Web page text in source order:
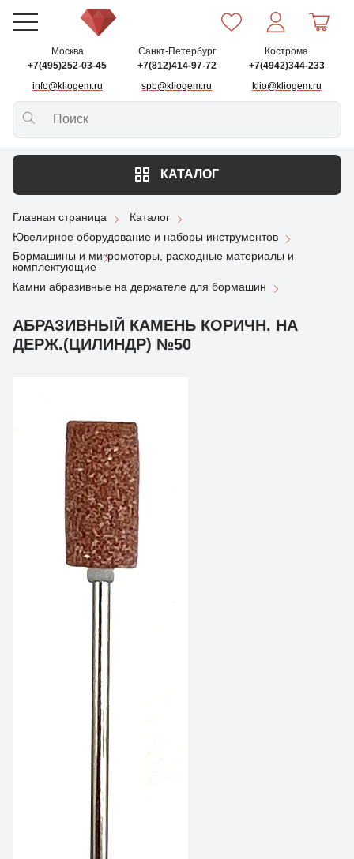
Москва
+7(495)252-03-45
info@kliogem.ru
Санкт-Петербург
+7(812)414-97-72
spb@kliogem.ru
Кострома
+7(4942)344-233
klio@kliogem.ru
КАТАЛОГ
Главная страница
Каталог
Ювелирное оборудование и наборы инструментов
Бормашины и микромоторы, расходные материалы и
комплектующие
Камни абразивные на держателе для бормашин
АБРАЗИВНЫЙ КАМЕНЬ КОРИЧН. НА
ДЕРЖ.(ЦИЛИНДР) №50